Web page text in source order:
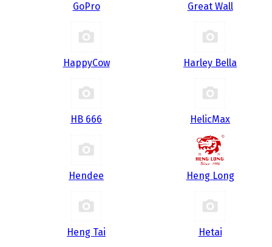
GoPro Great Wall
HappyCow Harley Bella
HB 666 HelicMax
Hendee Heng Long
Heng Tai Hetai